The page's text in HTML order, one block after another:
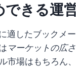
できる運
適したブックメ
マーケットの広さ
市場はもちろん